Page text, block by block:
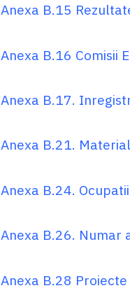
Anexa B.15
Anexa B.16 Comisii
Anexa B.17.
Anexa B.21.
Anexa B.24.
Anexa B.26. Numar
Anexa B.28